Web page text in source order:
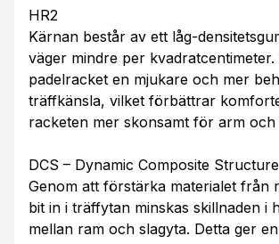
HR2
Kärnan består av ett låg-
väger mindre per kvadratcentimeter.
padelracket en mjukare och mer
träffkänsla, vilket förbättrar
racketen mer skonsamt för arm och
DCS – Dynamic Composite Structure
Genom att förstärka materialet från
bit in i träffytan minskas skillnaden i
mellan ram och slagyta. Detta ger